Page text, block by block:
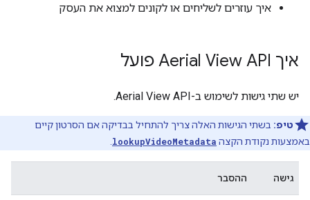
איך עוזרים לשליחים או לקונים למצוא את העסק
איך Aerial View API פועל
יש שתי גישות לשימוש ב-Aerial View API.
טיפ: בשתי הגישות האלה צריך להתחיל בבדיקה אם הסרטון קיים
באמצעות נקודת הקצה lookupVideoMetadata
גישה ההסבר